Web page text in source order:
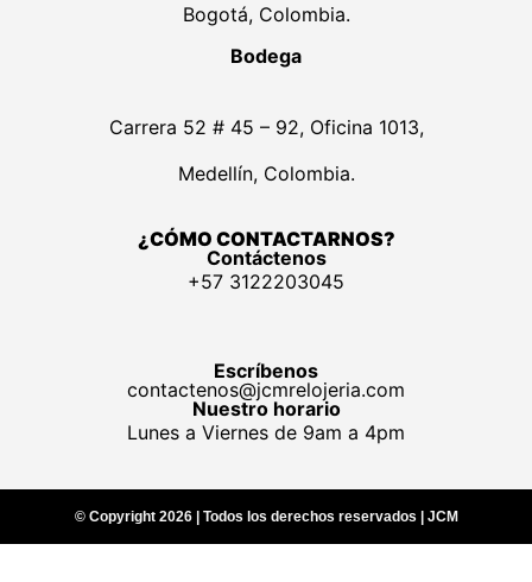
Bogotá, Colombia.
Bodega
Carrera 52 # 45 – 92, Oficina 1013,
Medellín, Colombia.
¿CÓMO CONTACTARNOS?
Contáctenos
+57 3122203045
Escríbenos
contactenos@jcmrelojeria.com
Nuestro horario
Lunes a Viernes de 9am a 4pm
© Copyright 2026 | Todos los derechos reservados | JCM